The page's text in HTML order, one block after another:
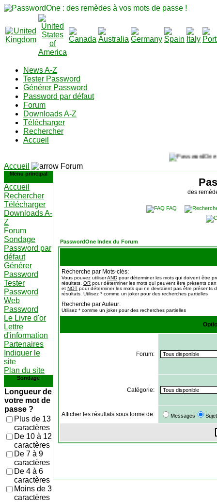
News A-Z
Tester Password
Générer Password
Password par défaut
Forum
Downloads A-Z
Télécharger
Rechercher
Accueil
Accueil Forum
Menu principal
Accueil
Rechercher
Télécharger
Downloads A-
Z
Forum
Sondage
Password par
défaut
Générer
Password
Tester
Password
Web
Password
Le Livre d'or
Lettre
d'information
Partenaires
Indiquer le
site
Plan du site
Sondage
Longueur de
votre mot de
passe ?
Plus de 13
caractères
De 10 à 12
caractères
De 7 à 9
caractères
De 4 à 6
caractères
Moins de 3
caractères
des
FAQ
PasswordOne Index du Forum
Recherche par Mots-clés:
Vous pouvez utiliserAND pour déterminer les mots qui doivent être
résultats, OR pour déterminer les mots qui peuvent être présents
et NOT pour déterminer les mots qui ne devraient pas être présents
résultats. Utilisez * comme un joker pour des recherches partielles
Recherche par Auteur:
Utilisez * comme un joker pour des recherches partielles
Forum:
Catégorie:
Afficher les résultats sous forme de: Messages